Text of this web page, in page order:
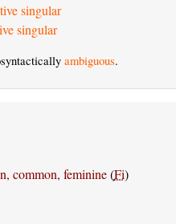
singular
singular
ambiguous.
common, feminine(Fi)